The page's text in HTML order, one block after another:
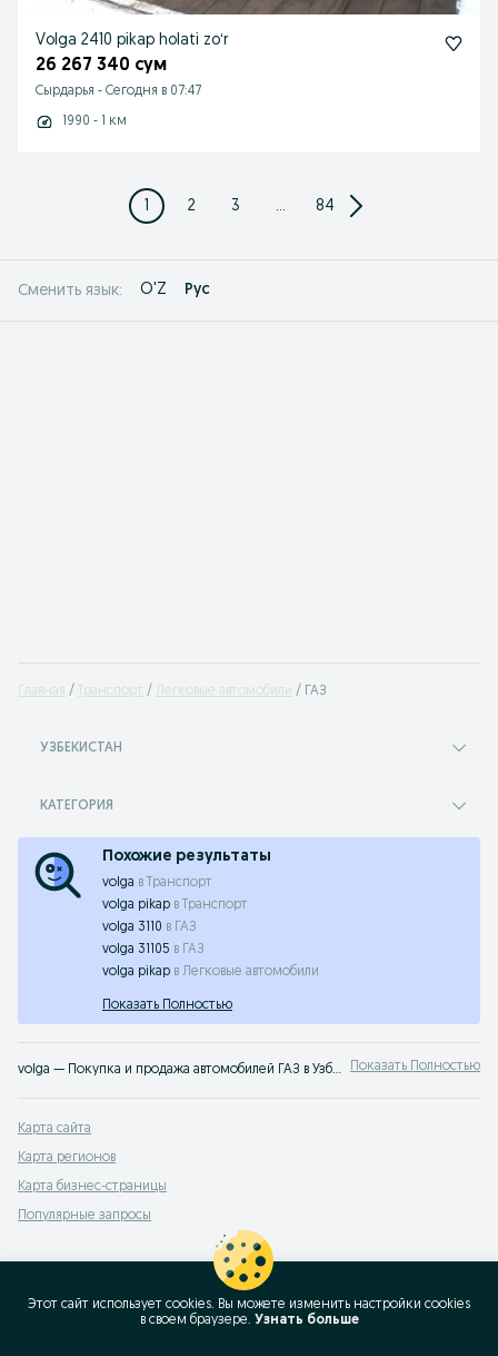
Volga 2410 pikap holati zoʻr
26 267 340 сум
Сырдарья - Сегодня в 07:47
1990 - 1 км
1 2 3 ... 84
Сменить язык: O'Z Рус
Главная Транспорт Легковые автомобили ГАЗ
УЗБЕКИСТАН
КАТЕГОРИЯ
Похожие результаты
volga в
Транспорт
volga pikap в
Транспорт
volga 3110 в
ГАЗ
volga 31105 в
ГАЗ
volga pikap в Легковые автомобили
Показать Полностью
volga — Покупка и продажа автомобилей ГАЗ в Узбекистане ✔️ Новые и подержанные авто по выгодным ценам ⭐ Удобно, быстро и без посредников — на OLX.uz Показать Полностью
Карта сайта
Карта регионов
Карта бизнес-страницы
Популярные запросы
Этот сайт использует cookies. Вы можете изменить настройки cookies
в своeм браузере. Узнать больше